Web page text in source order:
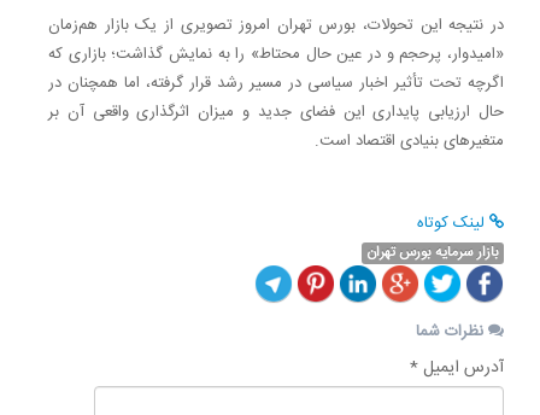
در نتیجه این تحولات، بورس تهران امروز تصویری از یک بازار هم‌زمان
«امیدوار، پرحجم و در عین حال محتاط» را به نمایش گذاشت؛ بازاری که
اگرچه تحت تأثیر اخبار سیاسی در مسیر رشد قرار گرفته، اما همچنان در
حال ارزیابی پایداری این فضای جدید و میزان اثرگذاری واقعی آن بر
متغیرهای بنیادی اقتصاد است.
لینک کوتاه
بازار سرمایه بورس تهران
نظرات شما
آدرس ایمیل *